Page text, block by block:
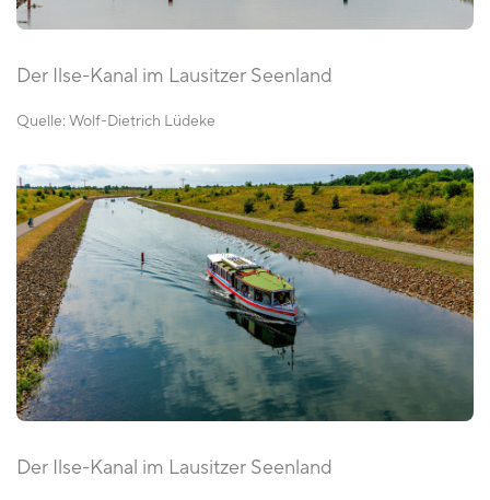
Der Ilse-Kanal im Lausitzer Seenland
Quelle: Wolf-Dietrich Lüdeke
Der Ilse-Kanal im Lausitzer Seenland